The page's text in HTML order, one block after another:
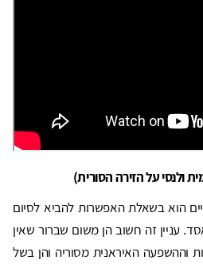
ולנסי על הזירה הסורית)
הוא בשאלת האפשרות להביא לסיום
עניין זה חשוב הן משום שברור שאין
וההשפעה האיראנית מסוריה והן בשל